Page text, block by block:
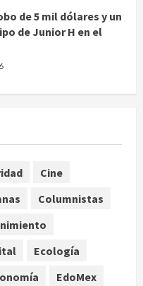
de 5 mil dólares y un
de Junior H en el
restablecen
Cine
Columnistas
Ecología
EdoMex